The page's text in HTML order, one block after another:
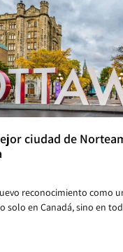
ciudad de
reconocimiento como
solo en Canadá, sino en